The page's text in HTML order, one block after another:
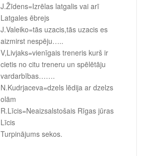
J.Žīdens=Izrēlas latgalis vai arī
Latgales ēbrejs
J.Valeiko=tās uzacis,tās uzacis es
aizmirst nespēju…..
V,Livjaks=vienīgais treneris kurš ir
cietis no citu treneru un spēlētāju
vardarbības…….
N.Kudrjaceva=dzels lēdija ar dzelzs
olām
R.Līcis=Neaizsalstošais Rīgas jūras
Līcis
Turpinājums sekos.